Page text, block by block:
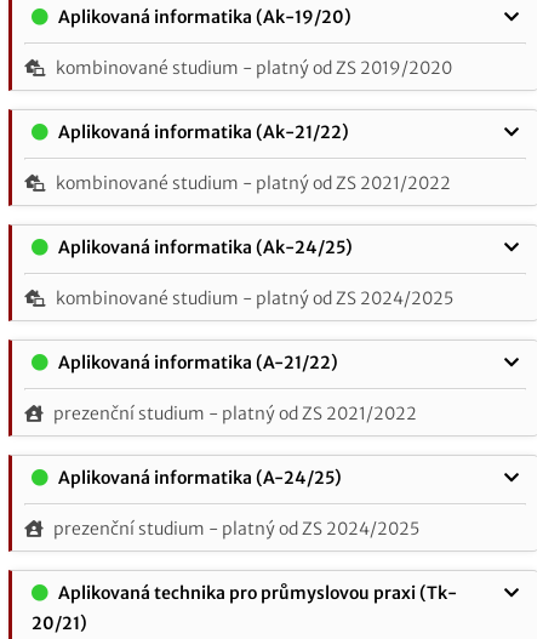
Aplikovaná informatika (Ak-19/20)
kombinované studium - platný od ZS 2019/2020
Aplikovaná informatika (Ak-21/22)
kombinované studium - platný od ZS 2021/2022
Aplikovaná informatika (Ak-24/25)
kombinované studium - platný od ZS 2024/2025
Aplikovaná informatika (A-21/22)
prezenční studium - platný od ZS 2021/2022
Aplikovaná informatika (A-24/25)
prezenční studium - platný od ZS 2024/2025
20/21)